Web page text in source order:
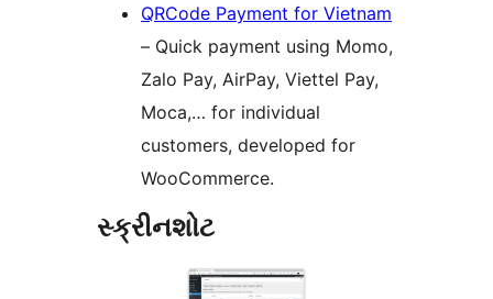
QRCode Payment for Vietnam
– Quick payment using Momo,
Zalo Pay, AirPay, Viettel Pay,
Moca,… for individual
customers, developed for
WooCommerce.
સ્ક્રીનશોટ